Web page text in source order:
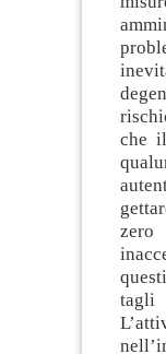
che
zero
tagli